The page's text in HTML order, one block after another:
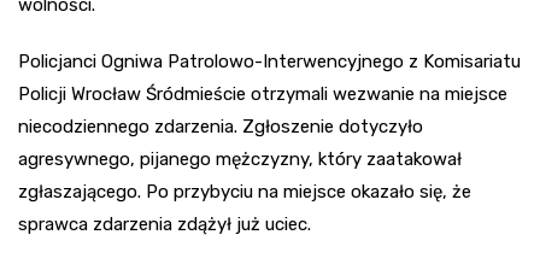
wolności.
Policjanci Ogniwa Patrolowo-Interwencyjnego z Komisariatu
Policji Wrocław Śródmieście otrzymali wezwanie na miejsce
niecodziennego zdarzenia. Zgłoszenie dotyczyło
agresywnego, pijanego mężczyzny, który zaatakował
zgłaszającego. Po przybyciu na miejsce okazało się, że
sprawca zdarzenia zdążył już uciec.